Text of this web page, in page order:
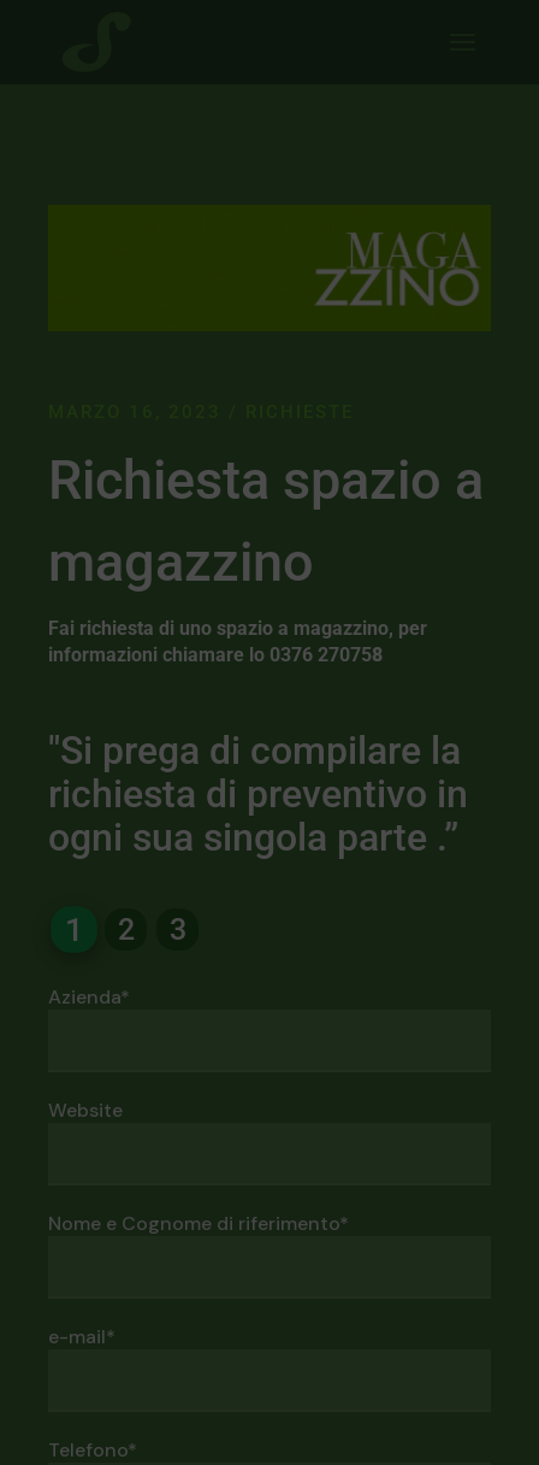
Richiesta spazio a
magazzino
Fai richiesta di uno spazio a magazzino, per
informazioni chiamare lo 0376 270758
"Si prega di compilare la
richiesta di preventivo in
ogni sua singola parte .”
1 2 3
Azienda*
Website
Nome e Cognome di riferimento*
e-mail*
Telefono*